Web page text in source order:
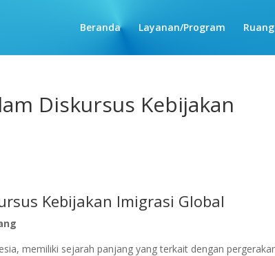
Beranda Layanan/Program
Diskursus Kebijakan
Kebijakan Imigrasi Global
memiliki sejarah panjang yang terkait dengan